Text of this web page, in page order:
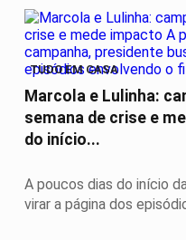
TUDO EM CASA
Marcola e Lulinha:
semana de crise e
do início...
A poucos dias do início
virar a página dos